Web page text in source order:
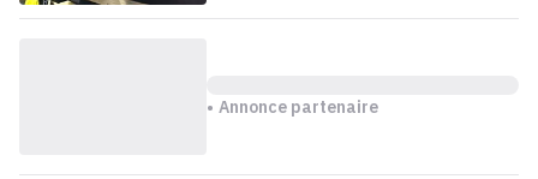
Annonce partenaire